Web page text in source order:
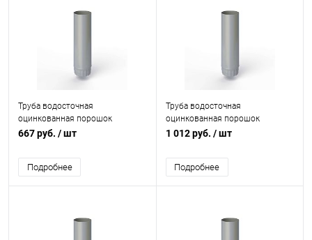
Труба водосточная
оцинкованная порошок
ф140х1250мм RAL 7040
667 руб. / шт
Подробнее
Труба водосточная
оцинкованная порошок
ф210х1250мм RAL 7040
1 012 руб. / шт
Подробнее